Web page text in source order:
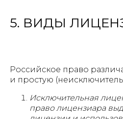
5. ВИДЫ
Российское право
и простую
Исключительная
право лицензиара